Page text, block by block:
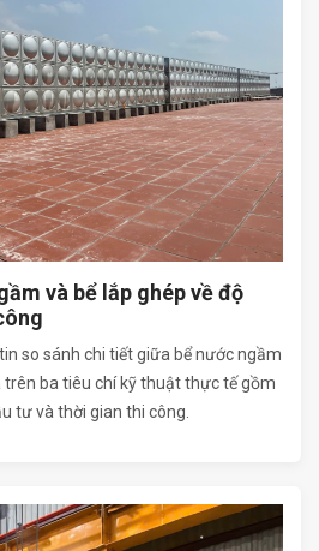
và bể lắp ghép về độ
so sánh chi tiết giữa bể nước ngầm
ba tiêu chí kỹ thuật thực tế gồm
tư và thời gian thi công.